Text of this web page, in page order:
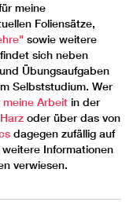
meine
Foliensätze,
sowie weitere
sich neben
Übungsaufgaben
Selbststudium. Wer
meine Arbeit in der
oder über das von
dagegen zufällig auf
Informationen
verwiesen.